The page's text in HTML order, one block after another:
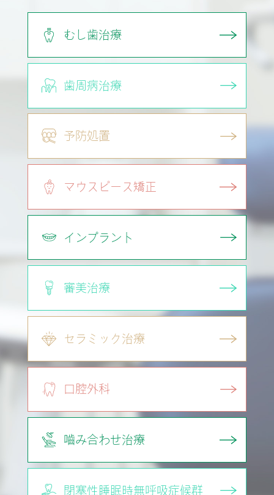
むし歯治療
歯周病治療
予防処置
マウスピース矯正
インプラント
審美治療
セラミック治療
口腔外科
嚙み合わせ治療
閉塞性睡眠時無呼吸症候群